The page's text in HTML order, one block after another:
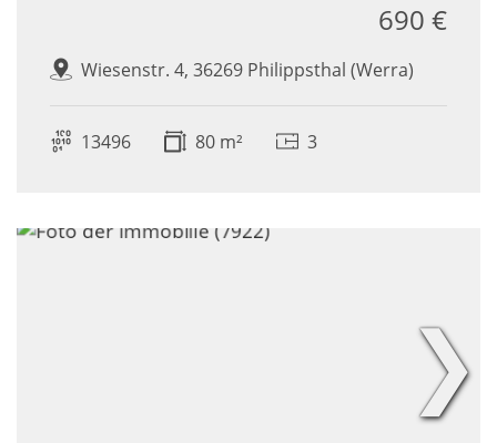
Wiesenstr. 4, 36269 Philippsthal (Werra)
690 €
13496 80 m² 3
❯